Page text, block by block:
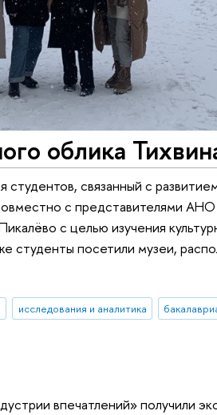
облика
связанный с
с представителями
с целью изучения
студенты посетили музеи,
исследования и аналитика
впечатлений» получили